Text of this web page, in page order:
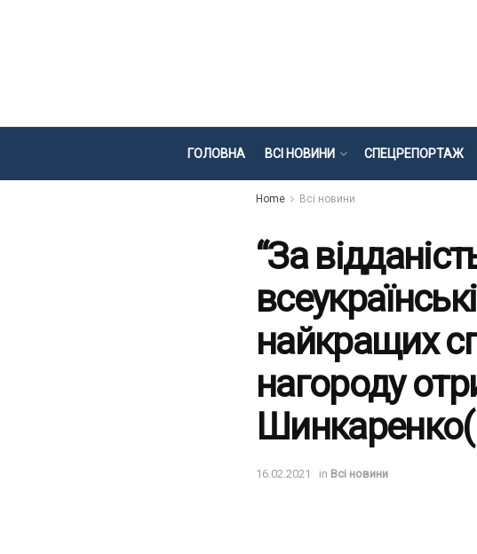
ГОЛОВНА ВСІ НОВИНИ СПЕЦРЕПОРТАЖ
Home Всі новини
“За
найкращих
нагороду
16.02.2021 in Всі новини